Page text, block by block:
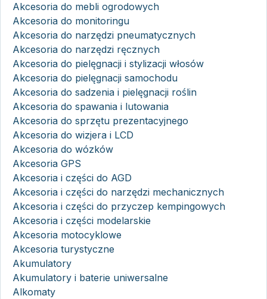
Akcesoria do mebli ogrodowych
Akcesoria do monitoringu
Akcesoria do narzędzi pneumatycznych
Akcesoria do narzędzi ręcznych
Akcesoria do pielęgnacji i stylizacji włosów
Akcesoria do pielęgnacji samochodu
Akcesoria do sadzenia i pielęgnacji roślin
Akcesoria do spawania i lutowania
Akcesoria do sprzętu prezentacyjnego
Akcesoria do wizjera i LCD
Akcesoria do wózków
Akcesoria GPS
Akcesoria i części do AGD
Akcesoria i części do narzędzi mechanicznych
Akcesoria i części do przyczep kempingowych
Akcesoria i części modelarskie
Akcesoria motocyklowe
Akcesoria turystyczne
Akumulatory
Akumulatory i baterie uniwersalne
Alkomaty